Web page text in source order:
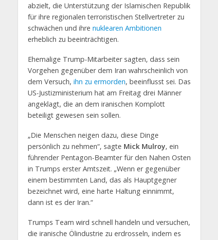
abzielt, die Unterstützung der Islamischen Republik
für ihre regionalen terroristischen Stellvertreter zu
schwächen und ihre nuklearen Ambitionen
erheblich zu beeinträchtigen.
Ehemalige Trump-Mitarbeiter sagten, dass sein
Vorgehen gegenüber dem Iran wahrscheinlich von
dem Versuch, ihn zu ermorden, beeinflusst sei. Das
US-Justizministerium hat am Freitag drei Männer
angeklagt, die an dem iranischen Komplott
beteiligt gewesen sein sollen.
„Die Menschen neigen dazu, diese Dinge
persönlich zu nehmen“, sagte Mick Mulroy, ein
führender Pentagon-Beamter für den Nahen Osten
in Trumps erster Amtszeit. „Wenn er gegenüber
einem bestimmten Land, das als Hauptgegner
bezeichnet wird, eine harte Haltung einnimmt,
dann ist es der Iran.“
Trumps Team wird schnell handeln und versuchen,
die iranische Ölindustrie zu erdrosseln, indem es